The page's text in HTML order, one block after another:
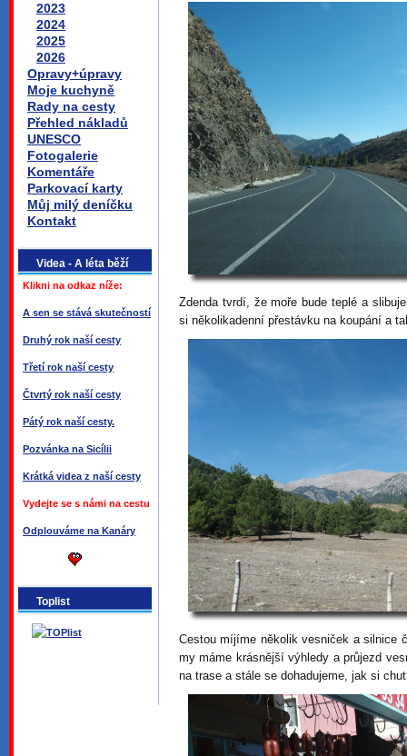
2023
2024
2025
2026
Opravy+úpravy
Moje kuchyně
Rady na cesty
Přehled nákladů
UNESCO
Fotogalerie
Komentáře
Parkovací karty
Můj milý deníčku
Kontakt
Videa - A léta běží
Klikni na odkaz níže:
A sen se stává skutečností
Druhý rok naší cesty
Třetí rok naší cesty
Čtvrtý rok naší cesty
Pátý rok naší cesty.
Pozvánka na Sicílii
Krátká videa z naší cesty
Vydejte se s námi na cestu
Odplouváme na Kanáry
Toplist
Zdenda tvrdí, že moře bude teplé a
si několikadenní přestávku na koupání a
Cestou míjíme několik vesniček a silnice
my máme krásnější výhledy a průjezd
na trase a stále se dohadujeme, jak si